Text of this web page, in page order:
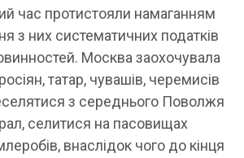
час протистояли намаганням
з них систематичних податків
Москва заохочувала
татар, чувашів, черемисів
з середнього Поволжя
селитися на пасовищах
внаслідок чого до кінця